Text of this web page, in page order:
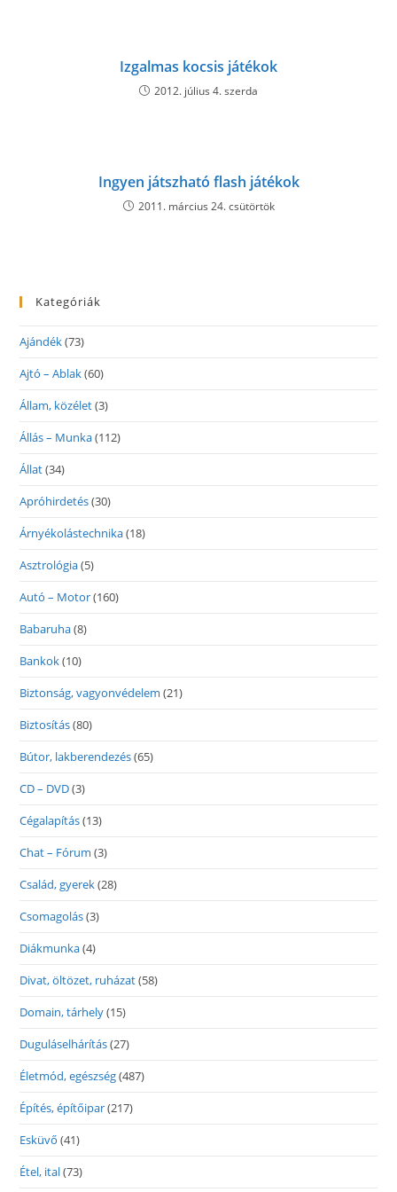
Izgalmas kocsis játékok
2012. július 4. szerda
Ingyen játszható flash játékok
2011. március 24. csütörtök
Kategóriák
Ajándék(73)
Ajtó – Ablak(60)
Állam, közélet(3)
Állás – Munka(112)
Állat(34)
Apróhirdetés(30)
Árnyékolástechnika(18)
Asztrológia(5)
Autó – Motor(160)
Babaruha(8)
Bankok(10)
Biztonság, vagyonvédelem (21)
Biztosítás(80)
Bútor, lakberendezés(65)
CD – DVD(3)
Cégalapítás(13)
Chat – Fórum (3)
Család, gyerek(28)
Csomagolás(3)
Diákmunka(4)
Divat, öltözet, ruházat(58)
Domain, tárhely(15)
Duguláselhárítás(27)
Életmód, egészség(487)
Építés, építőipar(217)
Esküvő (41)
Étel, ital(73)